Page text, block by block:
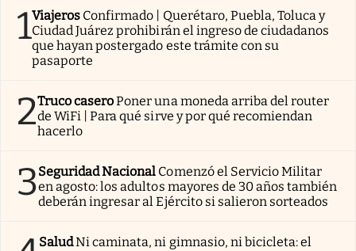
1Viajeros Confirmado | Querétaro, Puebla, Toluca y
Ciudad Juárez prohibirán el ingreso de ciudadanos
que hayan postergado este trámite con su
pasaporte
2Truco caseroPoner una moneda arriba del router
de WiFi | Para qué sirve y por qué recomiendan
hacerlo
3Seguridad Nacional Comenzó el Servicio Militar
en agosto: los adultos mayores de 30 años también
deberán ingresar al Ejército si salieron sorteados
SaludNi caminata, ni gimnasio, ni bicicleta: el